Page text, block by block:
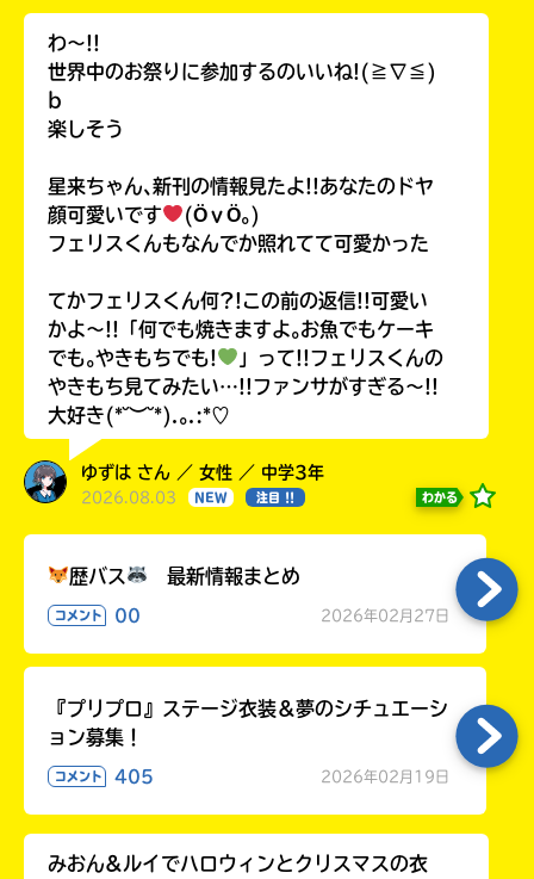
わ〜!!
世界中のお祭りに参加するのいいね!(≧∇≦)
b
楽しそう
星来ちゃん､新刊の情報見たよ!!あなたのドヤ
顔可愛いです
(ӦｖӦ｡)
フェリスくんもなんでか照れてて可愛かった
てかフェリスくん何?!この前の返信!!可愛い
かよ〜!!「何でも焼きますよ｡お魚でもケーキ
でも｡やきもちでも!
」って!!フェリスくんの
やきもち見てみたい…!!ファンサがすぎる〜!!
大好き(*˘︶˘*).｡.:*♡
ゆずは さん ／ 女性 ／ 中学3年
2026.08.03 NEW 注目 !! わかる
歴バス 最新情報まとめ
コメント 00 2026年02月27日
『プリプロ』ステージ衣装＆夢のシチュエーシ
ョン募集！
コメント 405 2026年02月19日
みおん&ルイでハロウィンとクリスマスの衣